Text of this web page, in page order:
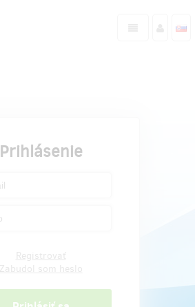
Prihlásenie